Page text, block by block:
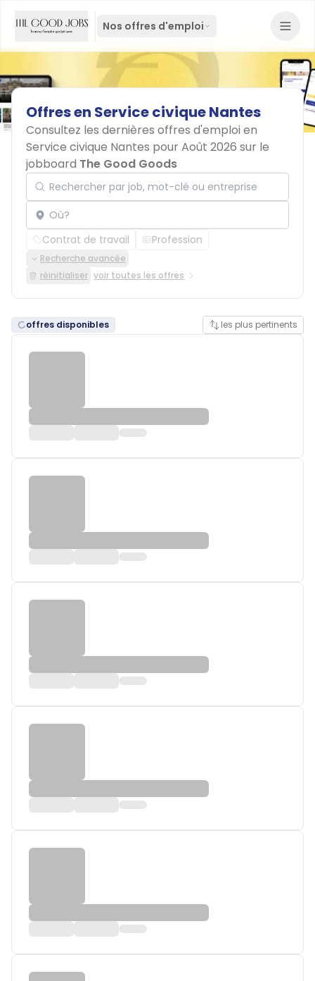
Nos offres d'emploi
Offresen ServiceciviqueNantes
Consultez les dernières offres d'emploi en
Service civique Nantes pour Août 2026 sur le
jobboard The Good Goods
Rechercher par job, mot-clé ou entreprise
Localisation
Contrat de travail Profession
Recherche avancée
réinitialiser voir toutes les offres
offres disponibles les plus pertinents